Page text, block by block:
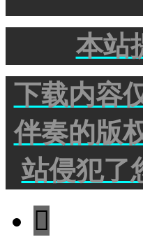
本站
下载内容
伴奏的版
站侵犯了
